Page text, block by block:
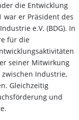
die Entwicklung
war er Präsident des
e.V. (BDG). In
für die
seiner Mitwirkung
Industrie,
Gleichzeitig
und